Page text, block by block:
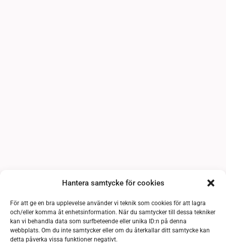
Hantera samtycke för cookies
För att ge en bra upplevelse använder vi teknik som cookies för att lagra
och/eller komma åt enhetsinformation. När du samtycker till dessa tekniker
kan vi behandla data som surfbeteende eller unika ID:n på denna
webbplats. Om du inte samtycker eller om du återkallar ditt samtycke kan
detta påverka vissa funktioner negativt.